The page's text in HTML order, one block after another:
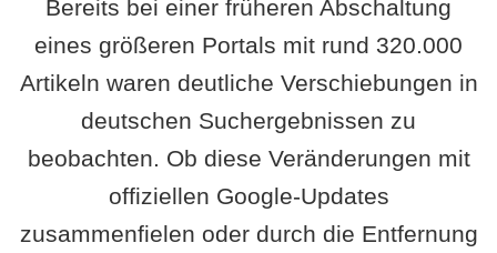
Bereits bei einer früheren Abschaltung
eines größeren Portals mit rund 320.000
Artikeln waren deutliche Verschiebungen in
deutschen Suchergebnissen zu
beobachten. Ob diese Veränderungen mit
offiziellen Google-Updates
zusammenfielen oder durch die Entfernung